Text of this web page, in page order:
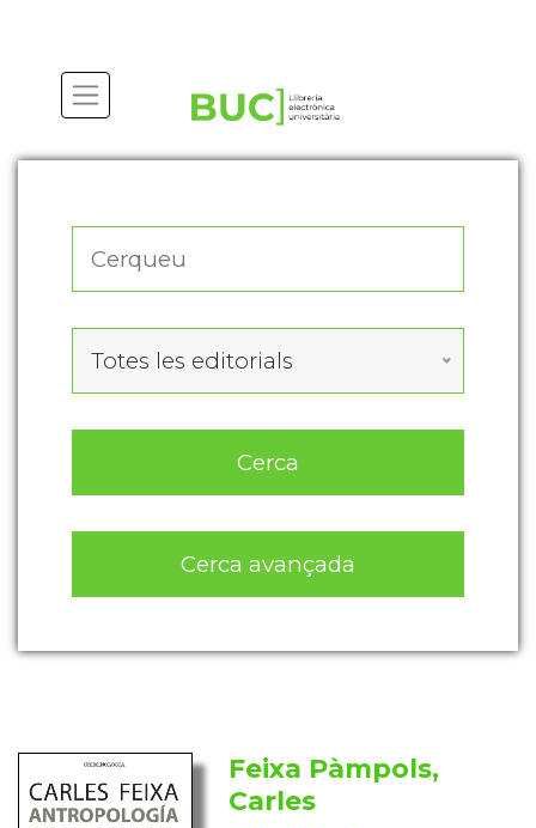
Totes les editorials
Cerca
Cerca avançada
Feixa Pàmpols,
Carles